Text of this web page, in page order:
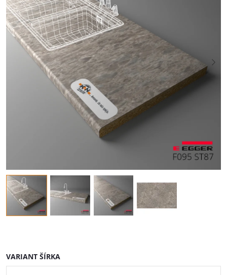
VARIANT ŠÍRKA